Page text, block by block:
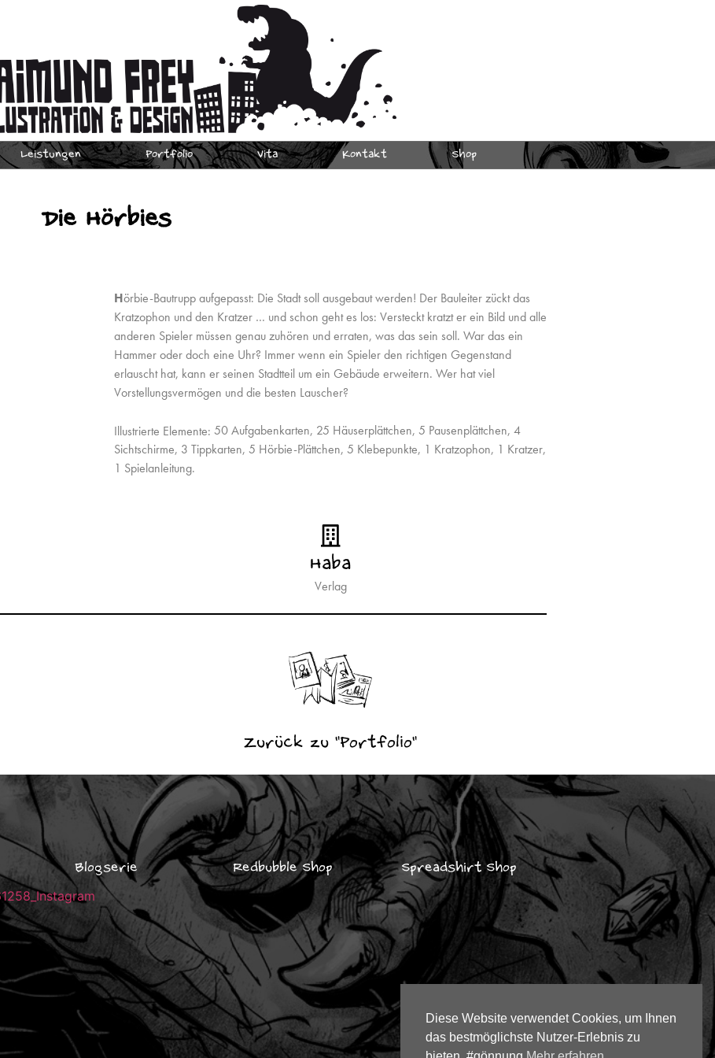
Leistungen Portfolio Vita Kontakt Shop
Die Hörbies
Hörbie-Bautrupp aufgepasst: Die Stadt soll ausgebaut werden! Der Bauleiter zückt das
Kratzophon und den Kratzer … und schon geht es los: Versteckt kratzt er ein Bild und alle
anderen Spieler müssen genau zuhören und erraten, was das sein soll. War das ein
Hammer oder doch eine Uhr? Immer wenn ein Spieler den richtigen Gegenstand
erlauscht hat, kann er seinen Stadtteil um ein Gebäude erweitern. Wer hat viel
Vorstellungsvermögen und die besten Lauscher?
Illustrierte Elemente: 50 Aufgabenkarten, 25 Häuserplättchen, 5 Pausenplättchen, 4
Sichtschirme, 3 Tippkarten, 5 Hörbie-Plättchen, 5 Klebepunkte, 1 Kratzophon, 1 Kratzer,
1 Spielanleitung.
Haba
Verlag
Zurück zu "Portfolio"
Blogserie Redbubble Shop Spreadshirt Shop
Diese Website verwendet Cookies, um Ihnen
das bestmöglichste Nutzer-Erlebnis zu